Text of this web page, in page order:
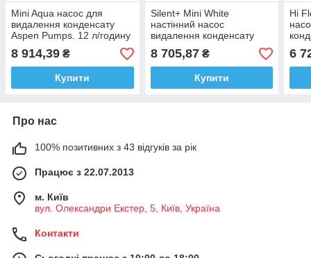
Mini Aqua насос для
видалення конденсату
Aspen Pumps. 12 л/годину
8 914,39 ₴
Купити
Silent+ Mini White
настінний насос
видалення конденсату
Aspen Pumps, 45 л/годину
8 705,87₴
Купити
Hi
до
6
Про нас
100% позитивних з 43 відгуків за рік
Працює з 22.07.2013
м. Київ
вул. Олександри Екстер, 5, Київ, Україна
Контакти